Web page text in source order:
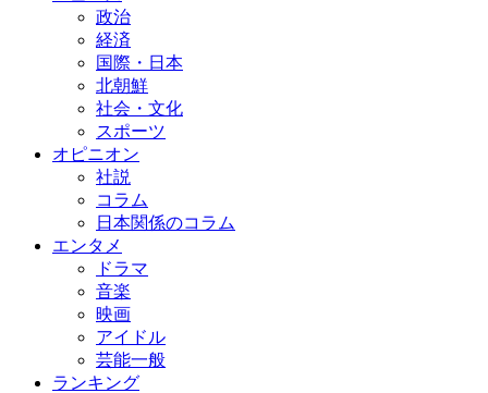
政治
経済
国際・日本
北朝鮮
社会・文化
スポーツ
オピニオン
社説
コラム
日本関係のコラム
エンタメ
ドラマ
音楽
映画
アイドル
芸能一般
ランキング